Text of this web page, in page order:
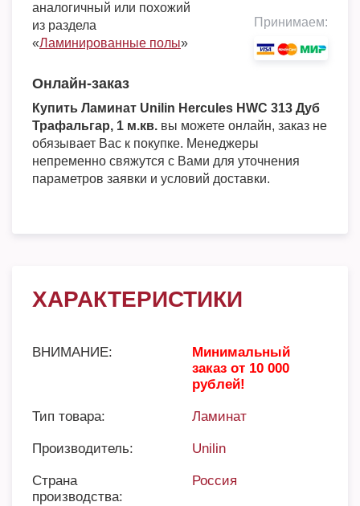
аналогичный или похожий
из раздела
«Ламинированные полы»
Принимаем:
Онлайн-заказ
Купить Ламинат Unilin Hercules HWC 313 Дуб
Трафальгар, 1 м.кв. вы можете онлайн, заказ не
обязывает Вас к покупке. Менеджеры
непременно свяжутся с Вами для уточнения
параметров заявки и условий доставки.
ХАРАКТЕРИСТИКИ
ВНИМАНИЕ:
Минимальный
заказ от 10 000
рублей!
Тип товара: Ламинат
Производитель: Unilin
Страна
производства:
Россия